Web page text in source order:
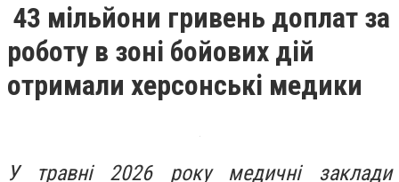
43 мільйони гривень доплат за
роботу в зоні бойових дій
отримали херсонські медики
У травні 2026 року медичні заклади